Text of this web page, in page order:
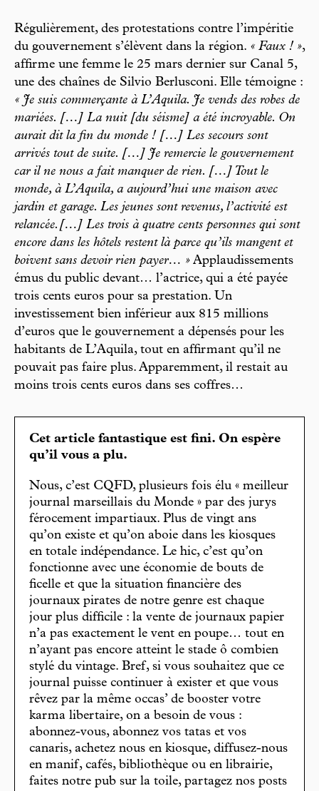
Régulièrement, des protestations contre l’impéritie
du gouvernement s’élèvent dans la région. « Faux ! »,
affirme une femme le 25 mars dernier sur Canal 5,
une des chaînes de Silvio Berlusconi. Elle témoigne :
« Je suis commerçante à L’Aquila. Je vends des robes de
mariées. […] La nuit [du séisme] a été incroyable. On
aurait dit la fin du monde ! […] Les secours sont
arrivés tout de suite. […] Je remercie le gouvernement
car il ne nous a fait manquer de rien. […] Tout le
monde, à L’Aquila, a aujourd’hui une maison avec
jardin et garage. Les jeunes sont revenus, l’activité est
relancée.[…] Les trois à quatre cents personnes qui sont
encore dans les hôtels restent là parce qu’ils mangent et
boivent sans devoir rien payer… » Applaudissements
émus du public devant… l’actrice, qui a été payée
trois cents euros pour sa prestation. Un
investissement bien inférieur aux 815 millions
d’euros que le gouvernement a dépensés pour les
habitants de L’Aquila, tout en affirmant qu’il ne
pouvait pas faire plus. Apparemment, il restait au
moins trois cents euros dans ses coffres…
Cet article fantastique est fini. On espère
qu’il vous a plu.
Nous, c’est CQFD, plusieurs fois élu « meilleur
journal marseillais du Monde » par des jurys
férocement impartiaux. Plus de vingt ans
qu’on existe et qu’on aboie dans les kiosques
en totale indépendance. Le hic, c’est qu’on
fonctionne avec une économie de bouts de
ficelle et que la situation financière des
journaux pirates de notre genre est chaque
jour plus difficile : la vente de journaux papier
n’a pas exactement le vent en poupe… tout en
n’ayant pas encore atteint le stade ô combien
stylé du vintage. Bref, si vous souhaitez que ce
journal puisse continuer à exister et que vous
rêvez par la même occas’ de booster votre
karma libertaire, on a besoin de vous :
abonnez-vous, abonnez vos tatas et vos
canaris, achetez nous en kiosque, diffusez-nous
en manif, cafés, bibliothèque ou en librairie,
faites notre pub sur la toile, partagez nos posts